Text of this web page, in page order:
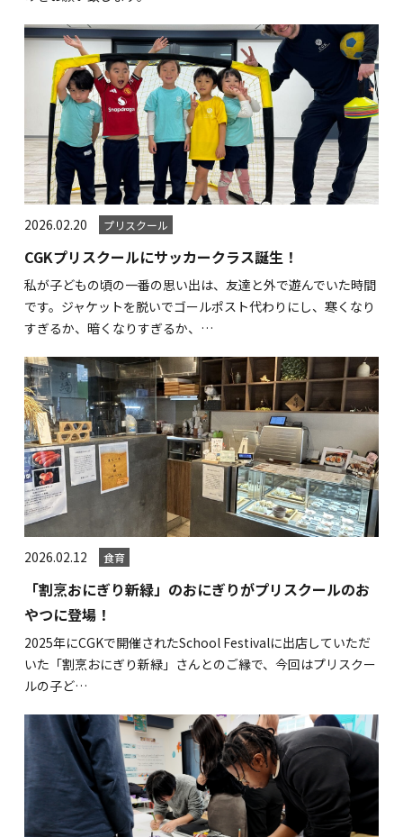
2026.02.20 プリスクール
CGKプリスクールにサッカークラス誕生！
私が子どもの頃の一番の思い出は、友達と外で遊んでいた時間
です。ジャケットを脱いでゴールポスト代わりにし、寒くなり
すぎるか、暗くなりすぎるか、…
2026.02.12 食育
「割烹おにぎり新緑」のおにぎりがプリスクールのお
やつに登場！
2025年にCGKで開催されたSchool Festivalに出店していただ
いた「割烹おにぎり新緑」さんとのご縁で、今回はプリスクー
ルの子ど…